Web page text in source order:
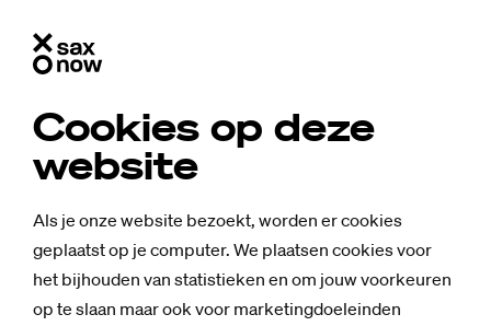
Cookies op deze
website
Als je onze website bezoekt, worden er cookies
geplaatst op je computer. We plaatsen cookies voor
het bijhouden van statistieken en om jouw voorkeuren
op te slaan maar ook voor marketingdoeleinden